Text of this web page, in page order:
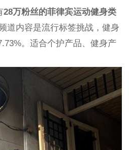
28万粉丝的菲律宾运动健身类
道内容是流行标签挑战，健身
。适合个护产品、健身产